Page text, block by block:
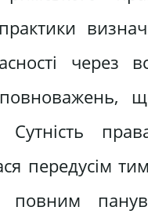
через
повноважень,
Сутність
передусім
повним